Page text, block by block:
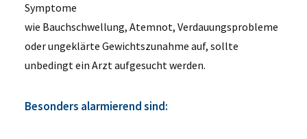
Symptome
wie Bauchschwellung, Atemnot, Verdauungsprobleme
oder ungeklärte Gewichtszunahme auf, sollte
unbedingt ein Arzt aufgesucht werden.
Besonders alarmierend sind: